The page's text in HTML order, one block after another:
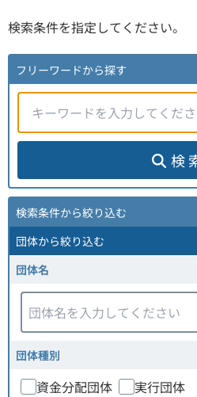
検索条件を指定してください。
フリーワードから探す
検
検索条件から絞り込む
団体から絞り込む
団体名
団体種別
資金分配団体 実行団体